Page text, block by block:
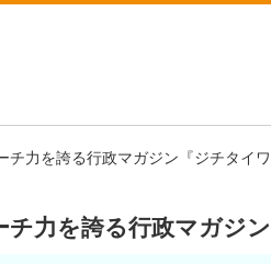
力を誇る行政マガジン『ジチタイワ
力を誇る行政マガジ